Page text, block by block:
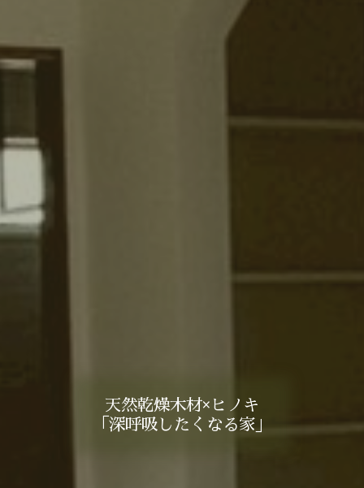
天然乾燥木材×ヒノキ
「深呼吸したくなる家」